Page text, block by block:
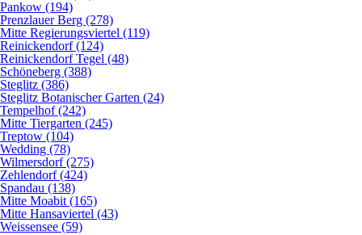
Pankow (194)
Prenzlauer Berg (278)
Mitte Regierungsviertel (119)
Reinickendorf (124)
Reinickendorf Tegel (48)
Schöneberg (388)
Steglitz (386)
Steglitz Botanischer Garten (24)
Tempelhof (242)
Mitte Tiergarten (245)
Treptow (104)
Wedding (78)
Wilmersdorf (275)
Zehlendorf (424)
Spandau (138)
Mitte Moabit (165)
Mitte Hansaviertel (43)
Weissensee (59)